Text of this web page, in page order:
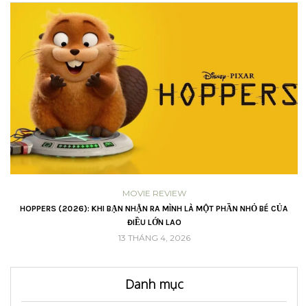
MOVIE REVIEW
HOPPERS (2026): KHI BẠN NHẬN RA MÌNH LÀ MỘT PHẦN NHỎ BÉ CỦA
ĐIỀU LỚN LAO
13 THÁNG 4, 2026
Danh mục